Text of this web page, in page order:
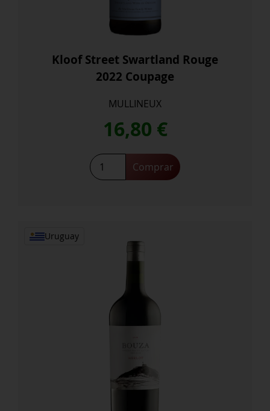
Kloof Street Swartland Rouge
2022 Coupage
MULLINEUX
16,80 €
Kloof
Street
Comprar
Uruguay